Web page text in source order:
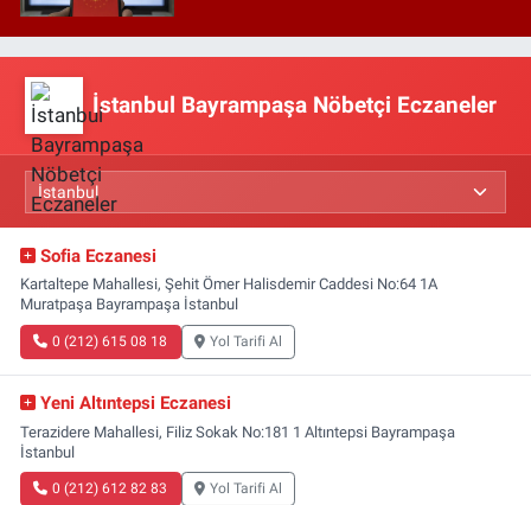
İstanbul Bayrampaşa Nöbetçi Eczaneler
Sofia Eczanesi
Kartaltepe Mahallesi, Şehit Ömer Halisdemir Caddesi No:64 1A
Muratpaşa Bayrampaşa İstanbul
0 (212) 615 08 18 Yol Tarifi Al
Yeni Altıntepsi Eczanesi
Terazidere Mahallesi, Filiz Sokak No:181 1 Altıntepsi Bayrampaşa
İstanbul
0 (212) 612 82 83 Yol Tarifi Al